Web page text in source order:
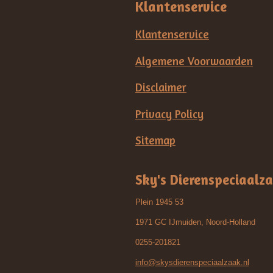
Klantenservice
Klantenservice
Algemene Voorwaarden
Disclaimer
Privacy Policy
Sitemap
Sky's
Plein 1945 53
1971 GC IJmuiden, Noord-Holland
0255-201821
info@skysdierenspeciaalzaak.nl